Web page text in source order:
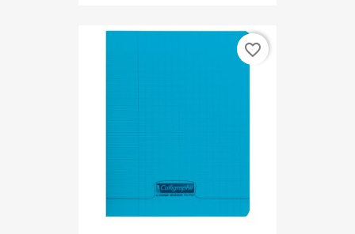
favorite_border